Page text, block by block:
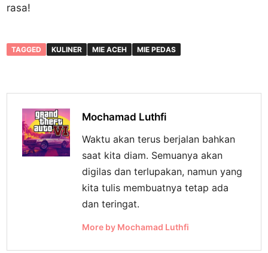
rasa!
TAGGED KULINER MIE ACEH MIE PEDAS
Mochamad Luthfi
Waktu akan terus berjalan bahkan
saat kita diam. Semuanya akan
digilas dan terlupakan, namun yang
kita tulis membuatnya tetap ada
dan teringat.
More by Mochamad Luthfi